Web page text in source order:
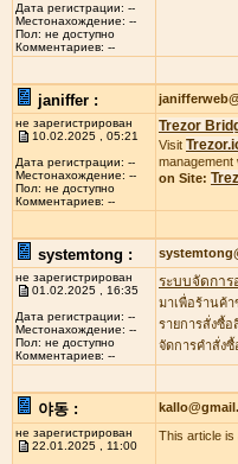
Дата регистрации: --
Местонахождение: --
Пол: не доступно
Комментариев: --
janiffer :
не зарегистрирован
10.02.2025 , 05:21
Дата регистрации: --
Местонахождение: --
Пол: не доступно
Комментариев: --
Trezor
Visit
on Site:
systemtong :
не зарегистрирован
01.02.2025 , 16:35
Дата регистрации: --
Местонахождение: --
Пол: не доступно
Комментариев: --
ระบบจัดการ
มาเพื่อร้านค้า
รายการสั่งซื้
จัดการคำสั่ง
야동 :
не зарегистрирован
22.01.2025 , 11:00
This article is